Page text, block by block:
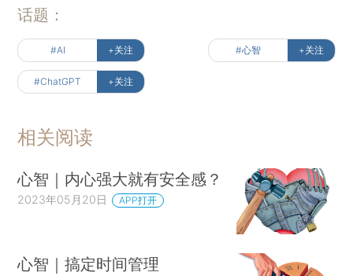
话题：
#AI +关注 #心智 +关注
#ChatGPT +关注
相关阅读
心智｜内心强大就有安全感？
2023年05月20日 APP打开
心智｜搞定时间管理